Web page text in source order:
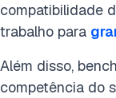
compatibilidade
trabalho para
Além disso,
competência do